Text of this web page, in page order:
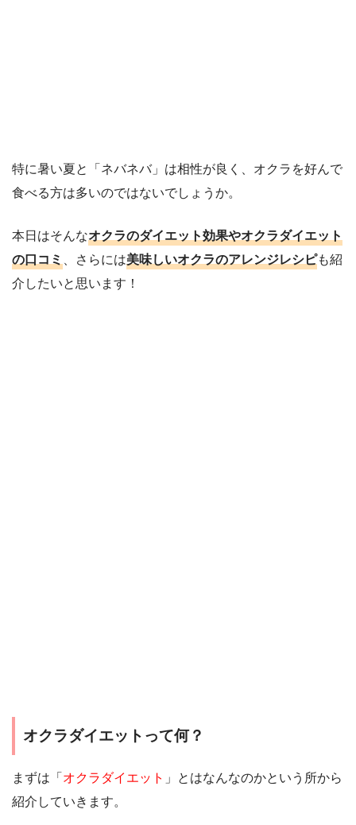
特に暑い夏と「ネバネバ」は相性が良く、オクラを好んで
食べる方は多いのではないでしょうか。
本日はそんなオクラのダイエット効果やオクラダイエット
の口コミ 、さらには美味しいオクラのアレンジレシピも紹
介したいと思います！
オクラダイエットって何？
まずは「 オクラダイエット 」とはなんなのかという所から
紹介していきます。